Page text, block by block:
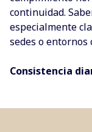
continuidad.
especialmente
sedes o entornos
Consistencia